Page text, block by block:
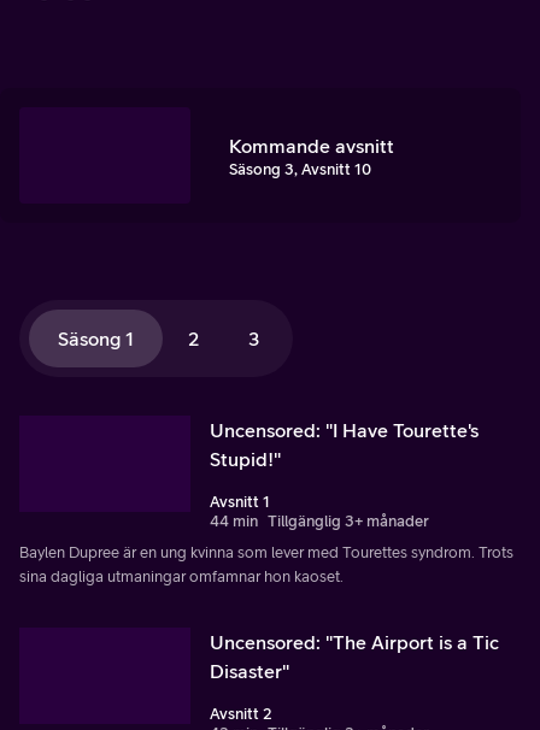
Kommande avsnitt
Säsong 3, Avsnitt 10
Säsong 1 2 3
Uncensored: "I Have Tourette's
Stupid!"
Avsnitt 1
44 min Tillgänglig 3+ månader
Baylen Dupree är en ung kvinna som lever med Tourettes syndrom. Trots
sina dagliga utmaningar omfamnar hon kaoset.
Uncensored: "The Airport is a Tic
Disaster"
Avsnitt 2